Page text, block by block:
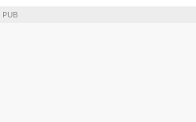
PUB